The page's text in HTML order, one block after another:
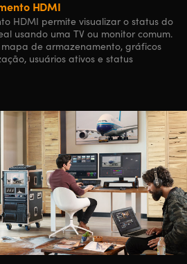
HDMI
HDMI permite visualizar o status do
usando uma TV ou monitor comum.
de armazenamento, gráficos
usuários ativos e status